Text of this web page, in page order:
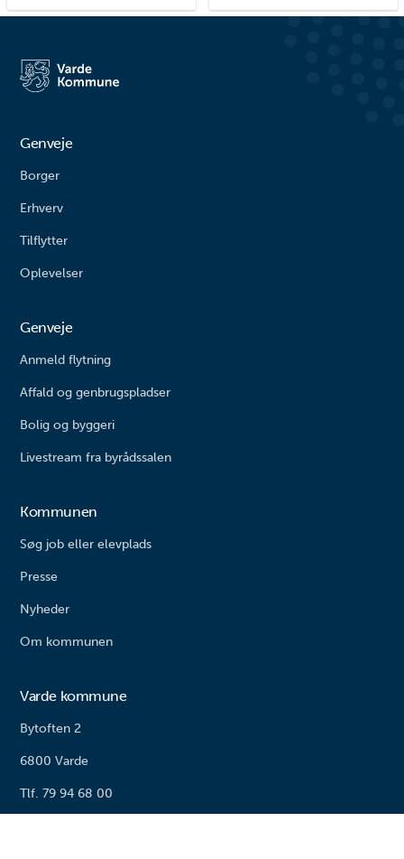
Stemmeværket mod Ansager.
landskabet omgivet af eng og
krat. Undervejs kan du være
andet de små stråtækte Esehuse,
Genveje
Borger
Erhverv
Tilflytter
Oplevelser
Genveje
Anmeld flytning
Affald og genbrugspladser
Bolig og byggeri
Livestream fra byrådssalen
Kommunen
Søg job eller elevplads
Presse
Nyheder
Om kommunen
Varde kommune
Bytoften 2
6800 Varde
Tlf. 79 94 68 00